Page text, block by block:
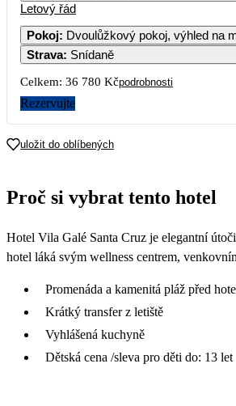
Letový řád
Pokoj: Dvoulůžkový pokoj, výhled na
Strava: Snídaně
Celkem: 36 780 Kčpodrobnosti
Rezervujte
uložit do oblíbených
Proč si vybrat tento hotel
Hotel Vila Galé Santa Cruz je elegantní
hotel láká svým wellness centrem,
Promenáda a kamenitá pláž před
Krátký transfer z letiště
Vyhlášená kuchyně
Dětská cena /sleva pro děti do: 13 let